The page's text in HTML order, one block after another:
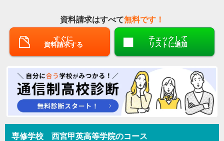
資料請求はすべて無料です！
すぐに
資料請求する
チェックして
リストに追加
専修学校 西宮甲英高等学院のコース